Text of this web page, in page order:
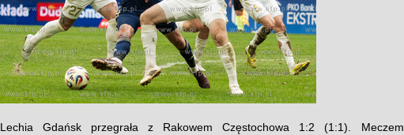
Lechia Gdańsk przegrała z Rakowem Częstochowa 1:2 (1:1). Meczem